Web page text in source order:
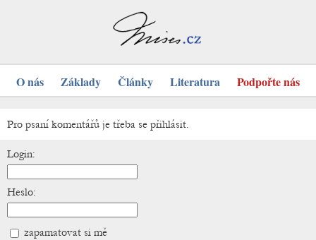
O nás Základy Články Literatura Podpořte nás
Pro psaní komentářů je třeba se přihlásit.
Login:
Heslo:
zapamatovat si mě